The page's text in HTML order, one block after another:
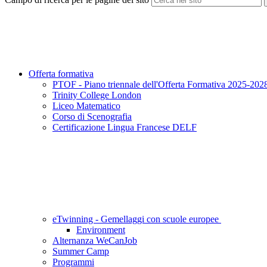
Offerta formativa
PTOF - Piano triennale dell'Offerta Formativa 2025-
Trinity College London
Liceo Matematico
Corso di Scenografia
Certificazione Lingua Francese DELF
eTwinning - Gemellaggi con scuole europee
Environment
Alternanza WeCanJob
Summer Camp
Programmi